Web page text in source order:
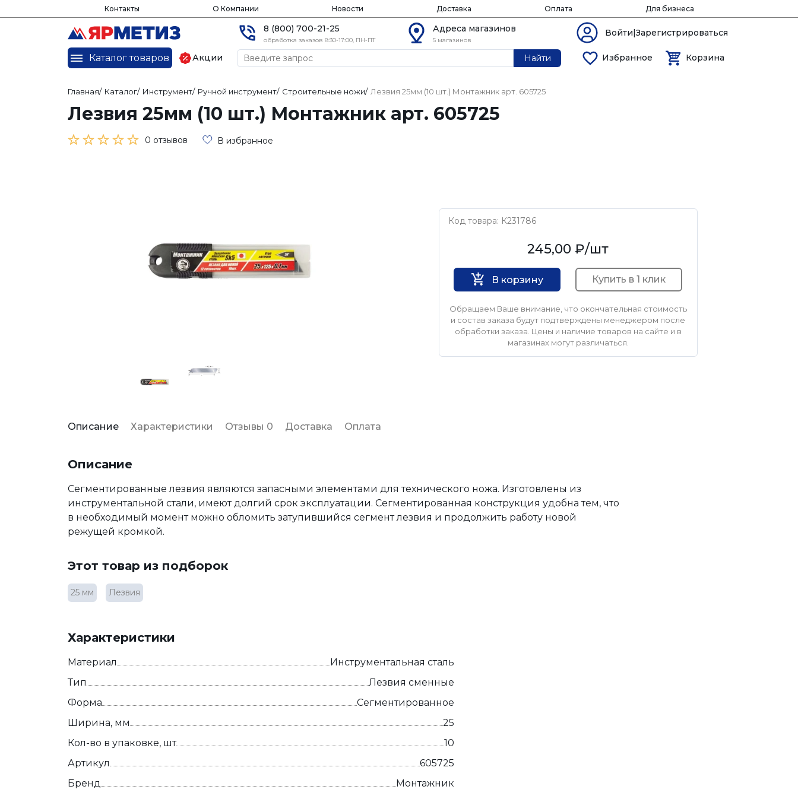
Контакты О Компании Новости Доставка Оплата Для бизнеса
8 (800) 700-21-25
обработка заказов 8:30-17:00, ПН-ПТ
Адреса магазинов
5 магазинов
Войти|Зарегистрироваться
Каталог товаров Акции Найти Избранное Корзина
Главная/ Каталог/ Инструмент/ Ручной инструмент/ Строительные ножи/ Лезвия 25мм (10 шт.) Монтажник арт. 605725
Лезвия 25мм (10 шт.) Монтажник арт. 605725
0 отзывов В избранное
Код товара: К231786
245,00 ₽/шт
В корзину Купить в 1 клик
Обращаем Ваше внимание, что окончательная стоимость
и состав заказа будут подтверждены менеджером после
обработки заказа. Цены и наличие товаров на сайте и в
магазинах могут различаться.
Описание Характеристики Отзывы 0 Доставка Оплата
Описание
Сегментированные лезвия являются запасными элементами для технического ножа. Изготовлены из
инструментальной стали, имеют долгий срок эксплуатации. Сегментированная конструкция удобна тем, что
в необходимый момент можно обломить затупившийся сегмент лезвия и продолжить работу новой
режущей кромкой.
Этот товар из подборок
25 мм Лезвия
Характеристики
Материал
Инструментальная сталь
Тип
Лезвия сменные
Форма
Сегментированное
Ширина, мм
25
Кол-во в упаковке, шт
10
Артикул
605725
Бренд
Монтажник